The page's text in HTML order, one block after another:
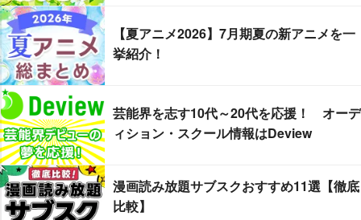
【夏アニメ2026】7月期夏の新アニメを一
挙紹介！
芸能界を志す10代～20代を応援！ オーデ
ィション・スクール情報はDeview
漫画読み放題サブスクおすすめ11選【徹底
比較】